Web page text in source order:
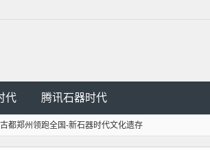
代 腾讯石器时代
都郑州领跑全国-新石器时代文化遗存